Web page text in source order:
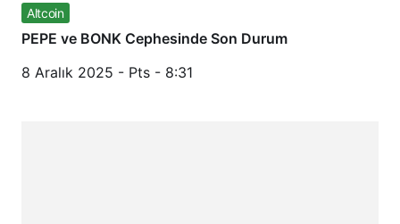
Altcoin
PEPE ve BONK Cephesinde Son Durum
8 Aralık 2025 - Pts - 8:31